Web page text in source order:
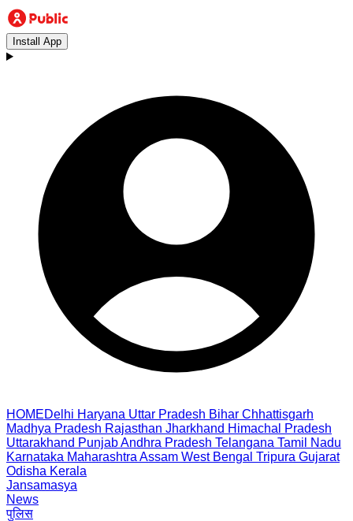
Install App
HOMEDelhi Haryana Uttar Pradesh Bihar Chhattisgarh
Madhya Pradesh Rajasthan Jharkhand Himachal Pradesh
Uttarakhand PunjabAndhra Pradesh Telangana Tamil Nadu
Karnataka Maharashtra Assam West Bengal Tripura Gujarat
Odisha Kerala
Jansamasya
News
पुलिस